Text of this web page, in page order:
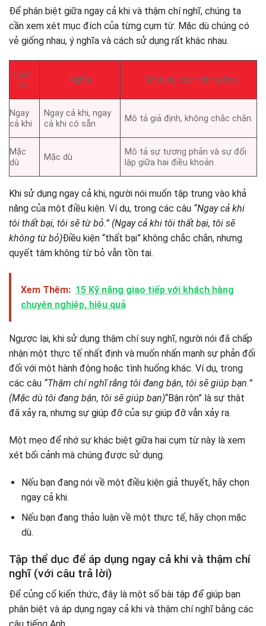
Để phân biệt giữa ngay cả khi và thậm chí nghĩ, chúng ta
cần xem xét mục đích của từng cụm từ. Mặc dù chúng có
vẻ giống nhau, ý nghĩa và cách sử dụng rất khác nhau.
Cụm
từ
Nghĩa Sử dụng các tình huống
Ngay
cả khi
Ngay cả khi, ngay
cả khi có sẵn
Mô tả giả định, không chắc chắn.
Mặc
dù
Mặc dù
Mô tả sự tương phản và sự đối
lập giữa hai điều khoản.
Khi sử dụng ngay cả khi, người nói muốn tập trung vào khả
năng của một điều kiện. Ví dụ, trong các câu “Ngay cả khi
tôi thất bại, tôi sẽ từ bỏ.” (Ngay cả khi tôi thất bại, tôi sẽ
không từ bỏ)Điều kiện “thất bại” không chắc chắn, nhưng
quyết tâm không từ bỏ vẫn tồn tại.
Xem Thêm: 15 Kỹ năng giao tiếp với khách hàng
chuyên nghiệp, hiệu quả
Ngược lại, khi sử dụng thậm chí suy nghĩ, người nói đã chấp
nhận một thực tế nhất định và muốn nhấn mạnh sự phản đối
đối với một hành động hoặc tình huống khác. Ví dụ, trong
các câu “Thậm chí nghĩ rằng tôi đang bận, tôi sẽ giúp bạn.”
(Mặc dù tôi đang bận, tôi sẽ giúp bạn)“Bận rộn” là sự thật
đã xảy ra, nhưng sự giúp đỡ của sự giúp đỡ vẫn xảy ra.
Một mẹo để nhớ sự khác biệt giữa hai cụm từ này là xem
xét bối cảnh mà chúng được sử dụng.
Nếu bạn đang nói về một điều kiện giả thuyết, hãy chọn
ngay cả khi.
Nếu bạn đang thảo luận về một thực tế, hãy chọn mặc
dù.
Tập thể dục để áp dụng ngay cả khi và thậm chí
nghĩ (với câu trả lời)
Để củng cố kiến ​​thức, đây là một số bài tập để giúp bạn
phân biệt và áp dụng ngay cả khi và thậm chí nghĩ bằng các